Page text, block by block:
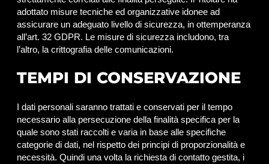
adottato misure tecniche ed organizzative idonee ad
assicurare un adeguato livello di sicurezza, in ottemperanza
all’art. 32 GDPR. Le misure di sicurezza includono, tra
l’altro, la crittografia delle comunicazioni.
TEMPI DI CONSERVAZIONE
I dati personali saranno trattati e conservati per il tempo
necessario alla persecuzione della finalità specifica per la
quale sono stati raccolti e varia in base alle specifiche
categorie di dati, nel rispetto dei principi di proporzionalità e
necessità. Quindi una volta la richiesta di contatto gestita, i